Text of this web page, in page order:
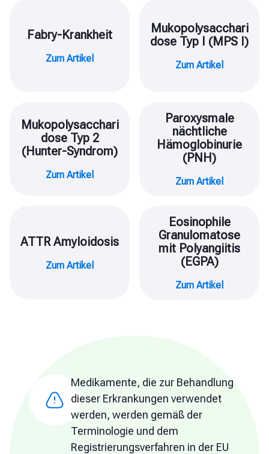
Fabry-Krankheit
Zum Artikel
Mukopolysacchari
dose Typ I (MPS I)
Zum Artikel
Mukopolysacchari
dose Typ 2
(Hunter-Syndrom)
Zum Artikel
Paroxysmale
nächtliche
Hämoglobinurie
(PNH)
Zum Artikel
ATTR Amyloidosis
Zum Artikel
Eosinophile
Granulomatose
mit Polyangiitis
(EGPA)
Zum Artikel
Medikamente, die zur Behandlung
dieser Erkrankungen verwendet
werden, werden gemäß der
Terminologie und dem
Registrierungsverfahren in der EU